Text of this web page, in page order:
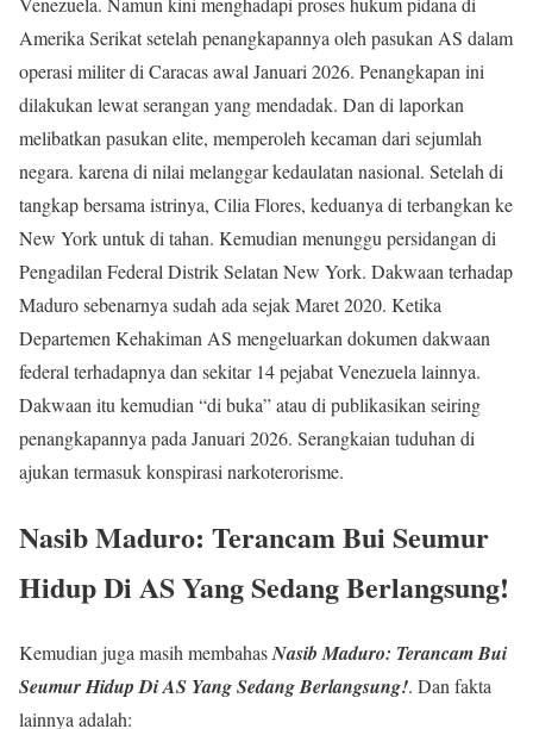
Amerika Serikat setelah penangkapannya oleh pasukan AS dalam
operasi militer di Caracas awal Januari 2026. Penangkapan ini
dilakukan lewat serangan yang mendadak. Dan di laporkan
melibatkan pasukan elite, memperoleh kecaman dari sejumlah
negara. karena di nilai melanggar kedaulatan nasional. Setelah di
tangkap bersama istrinya, Cilia Flores, keduanya di terbangkan ke
New York untuk di tahan. Kemudian menunggu persidangan di
Pengadilan Federal Distrik Selatan New York. Dakwaan terhadap
Maduro sebenarnya sudah ada sejak Maret 2020. Ketika
Departemen Kehakiman AS mengeluarkan dokumen dakwaan
federal terhadapnya dan sekitar 14 pejabat Venezuela lainnya.
Dakwaan itu kemudian “di buka” atau di publikasikan seiring
penangkapannya pada Januari 2026. Serangkaian tuduhan di
ajukan termasuk konspirasi narkoterorisme.
Nasib Maduro: Terancam Bui Seumur
Hidup Di AS Yang Sedang Berlangsung!
Kemudian juga masih membahasNasib Maduro: Terancam Bui
Seumur Hidup Di AS Yang Sedang Berlangsung!. Dan fakta
lainnya adalah: